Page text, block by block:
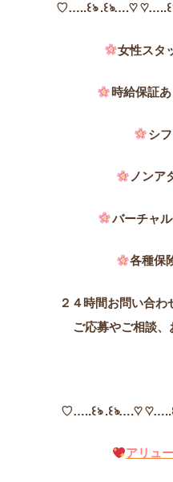
♡…..꒰ঌ .꒰ঌ….♡
女性スタ
時給保証あ
シ
ノンア
バーチャ
各種保
２４時間お問い合わ
ご応募やご相談、
♡…..꒰ঌ .꒰ঌ….♡
アリュ